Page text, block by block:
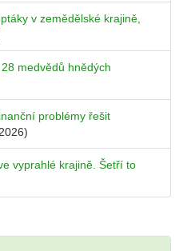
v zemědělské krajině,
medvědů hnědých
problémy řešit
vyprahlé krajině. Šetří to